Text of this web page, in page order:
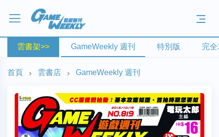
雲書架>> GameWeekly 週刊 特別版 完
首頁 雲書店 GameWeekly 週刊